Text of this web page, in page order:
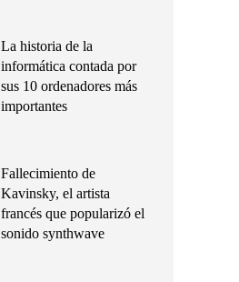
La historia de la
informática contada por
sus 10 ordenadores más
importantes
Fallecimiento de
Kavinsky, el artista
francés que popularizó el
sonido synthwave